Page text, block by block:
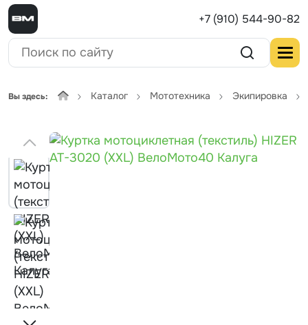
+7 (910) 544-90-82
Вы здесь: Каталог Мототехника Экипировка